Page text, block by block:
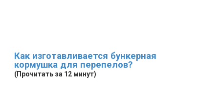
Как изготавливается бункерная
кормушка для перепелов?
(Прочитать за 12 минут)